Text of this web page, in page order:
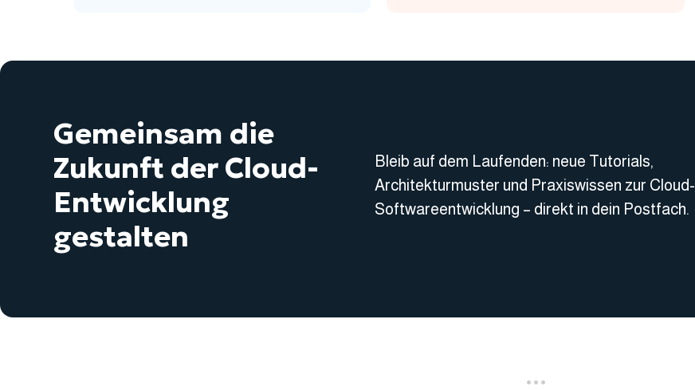
Gemeinsam die
Zukunft der Cloud-
Entwicklung
gestalten
Bleib auf dem Laufenden: neue Tutorials,
Architekturmuster und Praxiswissen zur Cloud-
Softwareentwicklung – direkt in dein Postfach.
•••